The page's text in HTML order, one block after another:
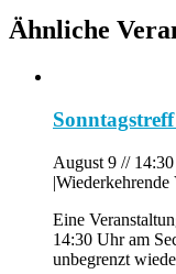
Ähnliche
August 9 // 14:30
|Wiederkehrende
Eine
14:30 Uhr am
unbegrenzt